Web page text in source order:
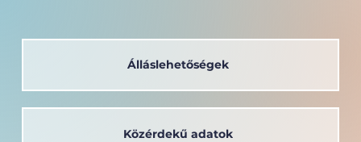
Álláslehetőségek
Közérdekű adatok